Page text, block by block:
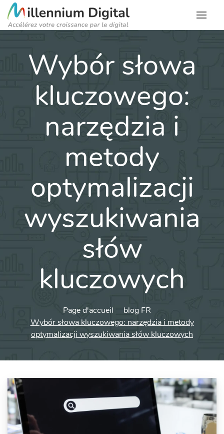
Wybór słowa
kluczowego:
narzędzia i
metody
optymalizacji
wyszukiwania
słów
kluczowych
Page d'accueil
blog FR
Wybór słowa kluczowego: narzędzia i metody
optymalizacji wyszukiwania słów kluczowych